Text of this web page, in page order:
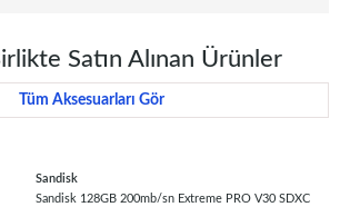
Satın Alınan Ürünler
Tüm Aksesuarları Gör
Sandisk
Sandisk 128GB 200mb/sn Extreme PRO V30 SDXC